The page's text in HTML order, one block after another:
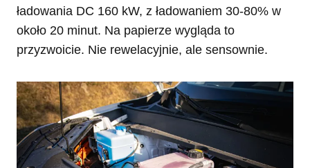
ładowania DC 160 kW, z ładowaniem 30-80% w
około 20 minut. Na papierze wygląda to
przyzwoicie. Nie rewelacyjnie, ale sensownie.